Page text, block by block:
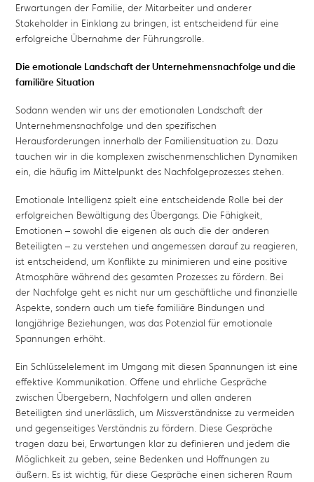
Erwartungen der Familie, der Mitarbeiter und anderer
Stakeholder in Einklang zu bringen, ist entscheidend für eine
erfolgreiche Übernahme der Führungsrolle.
Die emotionale Landschaft der Unternehmensnachfolge und die
familiäre Situation
Sodann wenden wir uns der emotionalen Landschaft der
Unternehmensnachfolge und den spezifischen
Herausforderungen innerhalb der Familiensituation zu. Dazu
tauchen wir in die komplexen zwischenmenschlichen Dynamiken
ein, die häufig im Mittelpunkt des Nachfolgeprozesses stehen.
Emotionale Intelligenz spielt eine entscheidende Rolle bei der
erfolgreichen Bewältigung des Übergangs. Die Fähigkeit,
Emotionen – sowohl die eigenen als auch die der anderen
Beteiligten – zu verstehen und angemessen darauf zu reagieren,
ist entscheidend, um Konflikte zu minimieren und eine positive
Atmosphäre während des gesamten Prozesses zu fördern. Bei
der Nachfolge geht es nicht nur um geschäftliche und finanzielle
Aspekte, sondern auch um tiefe familiäre Bindungen und
langjährige Beziehungen, was das Potenzial für emotionale
Spannungen erhöht.
Ein Schlüsselelement im Umgang mit diesen Spannungen ist eine
effektive Kommunikation. Offene und ehrliche Gespräche
zwischen Übergebern, Nachfolgern und allen anderen
Beteiligten sind unerlässlich, um Missverständnisse zu vermeiden
und gegenseitiges Verständnis zu fördern. Diese Gespräche
tragen dazu bei, Erwartungen klar zu definieren und jedem die
Möglichkeit zu geben, seine Bedenken und Hoffnungen zu
äußern. Es ist wichtig, für diese Gespräche einen sicheren Raum